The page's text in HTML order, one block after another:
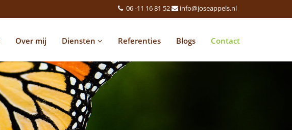
06 -11 16 81 52 info@joseappels.nl
Over mij Diensten Referenties Blogs Contact